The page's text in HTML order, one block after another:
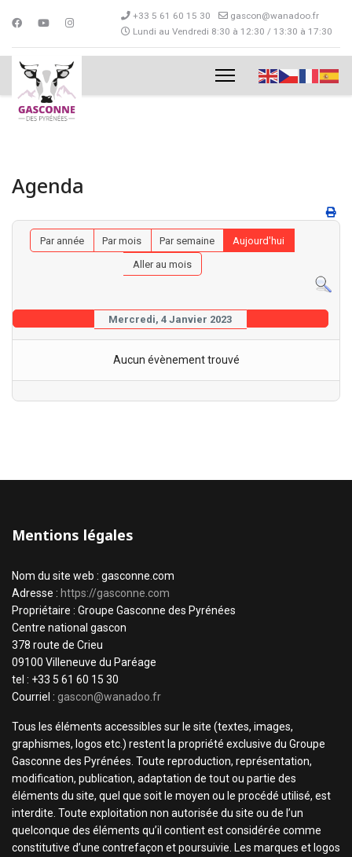
+33 5 61 60 15 30
gascon@wanadoo.fr
Lundi au Vendredi 8:30 à 12:30 / 13:30 à 17:30
Agenda
Par année Par mois Par semaine
Aujourd'hui
Aller au mois
Mercredi, 4 Janvier 2023
Aucun évènement trouvé
Mentions légales
Nom du site web : gasconne.com
Adresse : https://gasconne.com
Propriétaire : Groupe Gasconne des Pyrénées
Centre national gascon
378 route de Crieu
09100 Villeneuve du Paréage
tel : +33 5 61 60 15 30
Courriel : gascon@wanadoo.fr
Tous les éléments accessibles sur le site (textes, images,
graphismes, logos etc.) restent la propriété exclusive du Groupe
Gasconne des Pyrénées. Toute reproduction, représentation,
modification, publication, adaptation de tout ou partie des
éléments du site, quel que soit le moyen ou le procédé utilisé, est
interdite. Toute exploitation non autorisée du site ou de l’un
quelconque des éléments qu’il contient est considérée comme
constitutive d’une contrefaçon et poursuivie. Les marques et logos